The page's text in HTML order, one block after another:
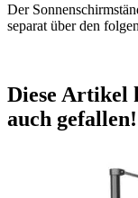
Der
separat über den
Diese Artikel
auch gefallen!